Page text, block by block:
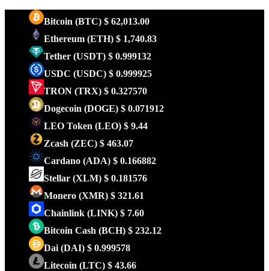
Bitcoin (BTC) $ 62,013.00
Ethereum (ETH) $ 1,740.83
Tether (USDT) $ 0.999132
USDC (USDC) $ 0.999925
TRON (TRX) $ 0.327570
Dogecoin (DOGE) $ 0.071912
LEO Token (LEO) $ 9.44
Zcash (ZEC) $ 463.07
Cardano (ADA) $ 0.166882
Stellar (XLM) $ 0.181576
Monero (XMR) $ 321.61
Chainlink (LINK) $ 7.60
Bitcoin Cash (BCH) $ 232.12
Dai (DAI) $ 0.999578
Litecoin (LTC) $ 43.66